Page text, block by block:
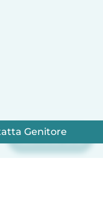
Iscriviti ora
Genitore